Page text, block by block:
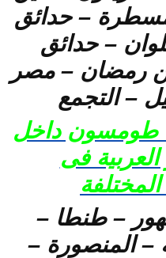
– حدائق
– حدائق
رمضان – مصر
– التجمع
طومسون داخل
فى
– طنطا –
– المنصورة –